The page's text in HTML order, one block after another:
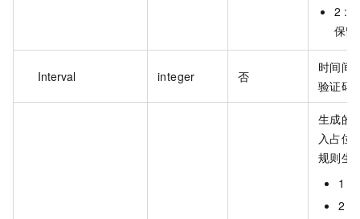
2 :
保留
Interval integer 否
时间间
验证码
生成的
入占位
规则生
1：
2：